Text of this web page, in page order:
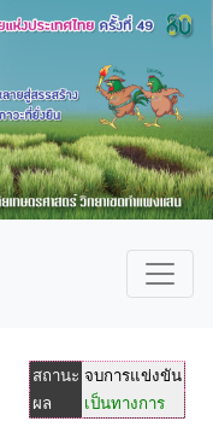
สถานะ จบการแข่งขัน
ผล
เป็นทางการ